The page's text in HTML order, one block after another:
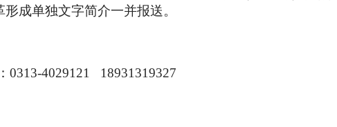
成单独文字简介一并报送。
4029121 18931319327